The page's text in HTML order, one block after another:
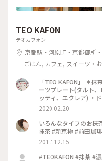
TEO KAFON
テオカフォン
京都駅・河原町・京都御所
ごはん, カフェ, スイーツ・
「TEO KAFON」 ＊
ーツプレート(タルト
ッティ、エクレア) ・
三昧出来て大満足した
たのですが、娘一人で
プチことりっぷ京都#
2020.02.20
いろんなタイプのお抹
抹茶 #新京極 #前田珈
2017.12.15
#TEOKAFON #抹茶 #